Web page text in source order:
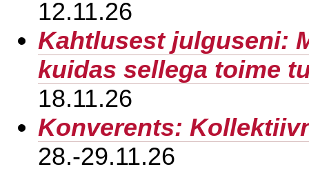
12.11.26
Kahtlusest julguseni:
kuidas sellega toime
18.11.26
Konverents:
28.-29.11.26